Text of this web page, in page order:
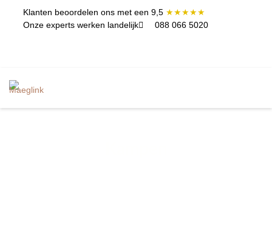
Klanten beoordelen ons met een 9,5 ★★★★★
Onze experts werken landelijk
088 066 5020